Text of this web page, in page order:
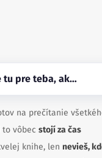
tu pre teba, ak…
na prečítanie
vôbec stojí za čas
knihe, len nevieš,